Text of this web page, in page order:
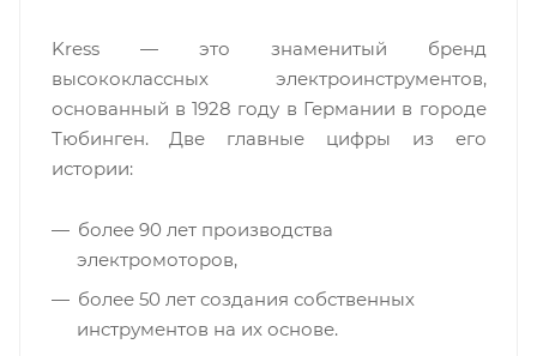
Kress — это знаменитый бренд
высококлассных электроинструментов,
основанный в 1928 году в Германии в городе
Тюбинген. Две главные цифры из его
истории:
более 90 лет производства
электромоторов,
более 50 лет создания собственных
инструментов на их основе.